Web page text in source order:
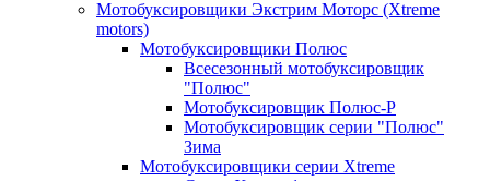
Мотобуксировщики Экстрим Моторс (Xtreme
motors)
Мотобуксировщики Полюс
Всесезонный мотобуксировщик
"Полюс"
Мотобуксировщик Полюс-Р
Мотобуксировщик серии "Полюс"
Зима
Мотобуксировщики серии Xtreme